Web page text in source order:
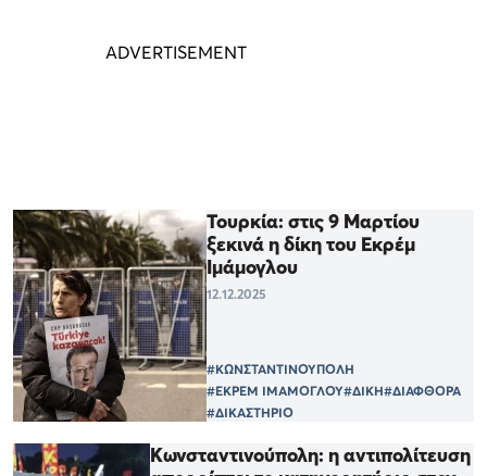
Τουρκία: στις 9 Μαρτίου
ξεκινά η δίκη του Εκρέμ
Ιμάμογλου
12.12.2025
#ΚΩΝΣΤΑΝΤΙΝΟΥΠΟΛΗ
#ΕΚΡΕΜ ΙΜΑΜΟΓΛΟΥ#ΔΙΚΗ#ΔΙΑΦΘΟΡΑ
#ΔΙΚΑΣΤΗΡΙΟ
Κωνσταντινούπολη: η αντιπολίτευση